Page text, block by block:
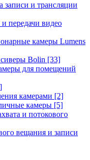
записи и трансляции
передачи видео
камеры Lumens
Bolin [33]
для помещений
камерами [2]
камеры [5]
и потокового
вещания и записи